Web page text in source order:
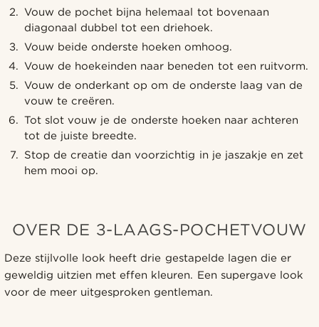
Vouw de pochet bijna helemaal tot bovenaan
diagonaal dubbel tot een driehoek.
Vouw beide onderste hoeken omhoog.
Vouw de hoekeinden naar beneden tot een ruitvorm.
Vouw de onderkant op om de onderste laag van de
vouw te creëren.
Tot slot vouw je de onderste hoeken naar achteren
tot de juiste breedte.
Stop de creatie dan voorzichtig in je jaszakje en zet
hem mooi op.
OVER DE 3-LAAGS-POCHETVOUW
Deze stijlvolle look heeft drie gestapelde lagen die er
geweldig uitzien met effen kleuren. Een supergave look
voor de meer uitgesproken gentleman.